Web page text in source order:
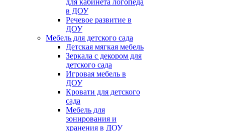
для кабинета логопеда
в ДОУ
Речевое развитие в
ДОУ
Мебель для детского сада
Детская мягкая мебель
Зеркала с декором для
детского сада
Игровая мебель в
ДОУ
Кровати для детского
сада
Мебель для
зонирования и
хранения в ДОУ